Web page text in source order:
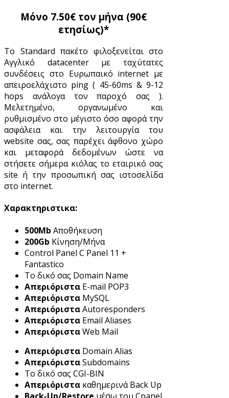
Μόνο 7.50€ τον μήνα (90€
ετησίως)*
Το Standard πακέτο φιλοξενείται στο
Αγγλικό datacenter με ταχύτατες
συνδέσεις στο Ευρωπαικό internet με
απειροελάχιστο ping ( 45-60ms & 9-12
hops ανάλογα τον παροχό σας ).
Μελετημένο, οργανωμένο και
ρυθμισμένο στο μέγιστο όσο αφορά την
ασφάλεια και την λειτουργία του
website σας, σας παρέχει άφθονο χώρο
και μεταφορά δεδομένων ώστε να
στήσετε σήμερα κιόλας το εταιρικό σας
site ή την προσωπική σας ιστοσελίδα
στο internet.
Χαρακτηριστικα:
500Mb Aποθήκευση
200Gb Κίνηση/Μήνα
Control Panel C Panel 11 +
Fantastico
Το δικό σας Domain Name
Απεριόριστα E-mail POP3
Απεριόριστα MySQL
ΑπεριόρισταAutoresponders
Απεριόριστα Email Aliases
ΑπεριόρισταWeb Mail
Απεριόριστα Domain Alias
ΑπεριόρισταSubdomains
Το δικό σας CGI-BIN
Απεριόριστα καθημερινά Back Up
Back-Up/Restore μέσω του Cpanel